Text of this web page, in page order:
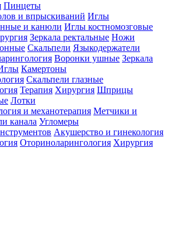
Пинцеты
и впрыскиваний Иглы
и канюли Иглы костномозговые
Зеркала ректальные Ножи
Скальпели Языкодержатели
Воронки ушные Зеркала
Камертоны
Скальпели глазные
Терапия Хирургия Шприцы
Лотки
и механотерапия Метчики и
канала Угломеры
Акушерство и гинекология
Оториноларингология Хирургия